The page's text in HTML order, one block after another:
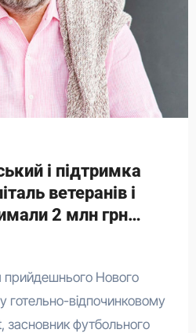
і підтримка
ветеранів і
2 млн грн
готельно-відпочинковому
засновник футбольного